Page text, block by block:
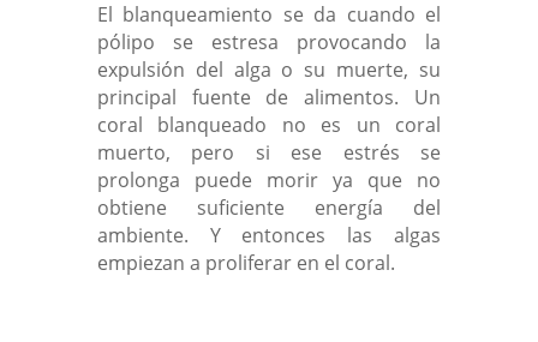
El blanqueamiento se da cuando el
pólipo se estresa provocando la
expulsión del alga o su muerte, su
principal fuente de alimentos. Un
coral blanqueado no es un coral
muerto, pero si ese estrés se
prolonga puede morir ya que no
obtiene suficiente energía del
ambiente. Y entonces las algas
empiezan a proliferar en el coral.